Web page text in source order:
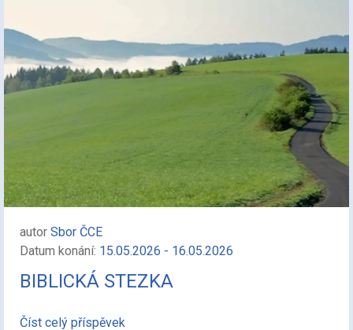
autor Sbor ČCE
Datum konání: 15.05.2026 - 16.05.2026
BIBLICKÁ STEZKA
Číst celý příspěvek